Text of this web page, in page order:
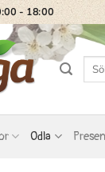
- 18:00
Sök
Odla